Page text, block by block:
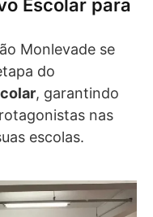
Escolar para
Monlevade se
do
, garantindo
nas
escolas.